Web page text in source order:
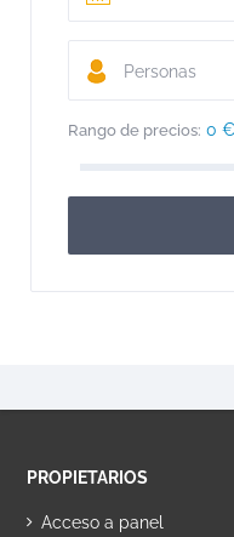
Personas
Rango de precios: 0
PROPIETARIOS
Acceso a panel